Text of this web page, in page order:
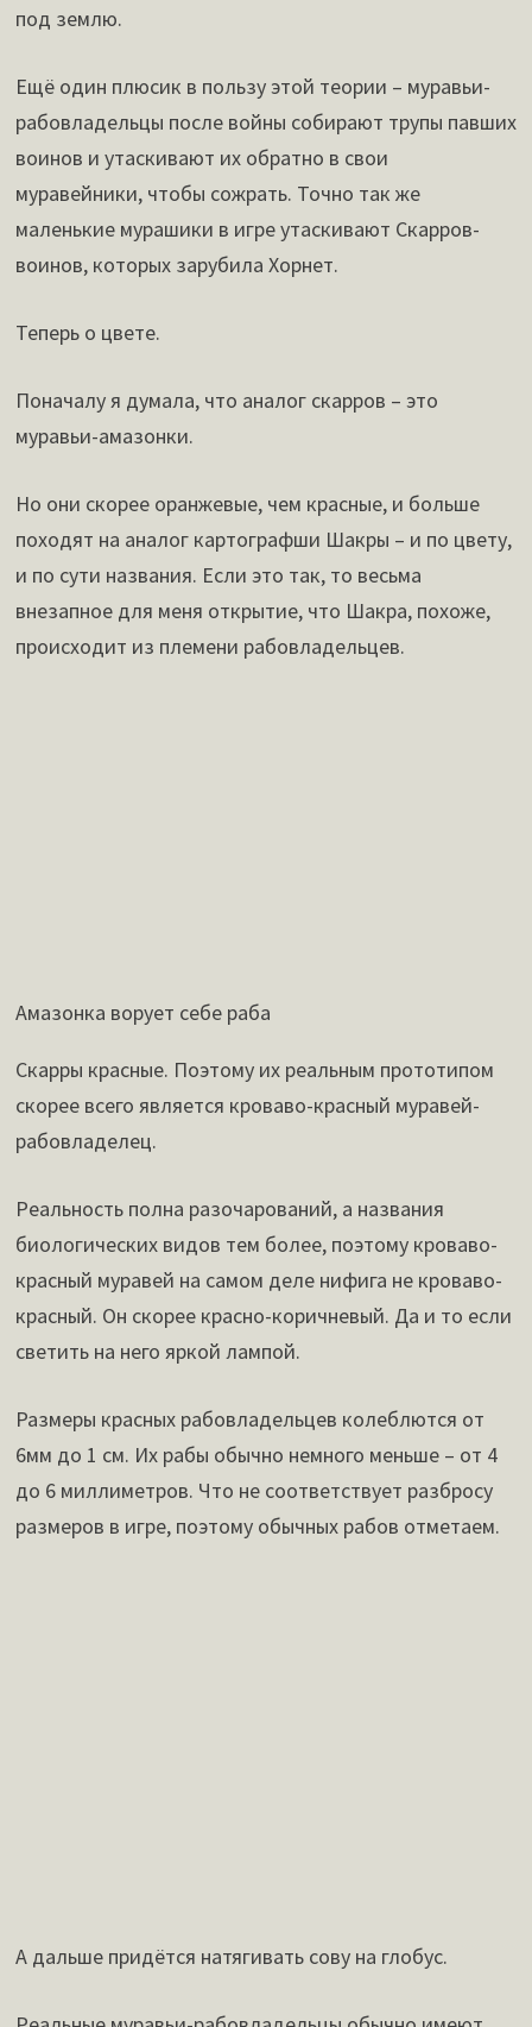
под землю.
Ещё один плюсик в пользу этой теории – муравьи-
рабовладельцы после войны собирают трупы павших
воинов и утаскивают их обратно в свои
муравейники, чтобы сожрать. Точно так же
маленькие мурашики в игре утаскивают Скарров-
воинов, которых зарубила Хорнет.
Теперь о цвете.
Поначалу я думала, что аналог скарров – это
муравьи-амазонки.
Но они скорее оранжевые, чем красные, и больше
походят на аналог картографши Шакры – и по цвету,
и по сути названия. Если это так, то весьма
внезапное для меня открытие, что Шакра, похоже,
происходит из племени рабовладельцев.
Амазонка ворует себе раба
Скарры красные. Поэтому их реальным прототипом
скорее всего является кроваво-красный муравей-
рабовладелец.
Реальность полна разочарований, а названия
биологических видов тем более, поэтому кроваво-
красный муравей на самом деле нифига не кроваво-
красный. Он скорее красно-коричневый. Да и то если
светить на него яркой лампой.
Размеры красных рабовладельцев колеблются от
6мм до 1 см. Их рабы обычно немного меньше – от 4
до 6 миллиметров. Что не соответствует разбросу
размеров в игре, поэтому обычных рабов отметаем.
А дальше придётся натягивать сову на глобус.